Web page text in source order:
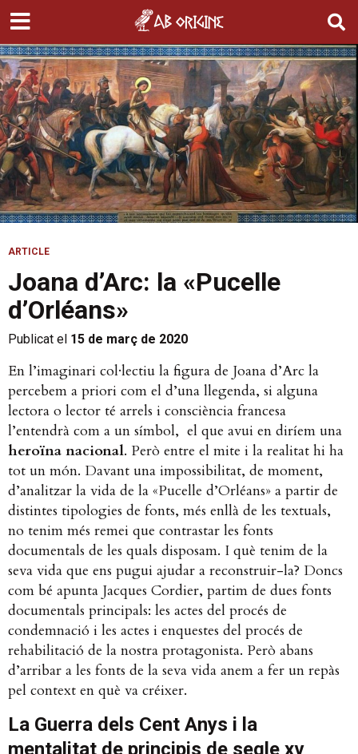
ARTICLE
Joana d’Arc: la «Pucelle
d’Orléans»
Publicat el 15 de març de 2020
En l’imaginari col·lectiu la figura de Joana d’Arc la
percebem a priori com el d’una llegenda, si alguna
lectora o lector té arrels i consciència francesa
l’entendrà com a un símbol, el que avui en diríem una
heroïna nacional. Però entre el mite i la realitat hi ha
tot un món. Davant una impossibilitat, de moment,
d’analitzar la vida de la «Pucelle d’Orléans» a partir de
distintes tipologies de fonts, més enllà de les textuals,
no tenim més remei que contrastar les fonts
documentals de les quals disposam. I què tenim de la
seva vida que ens pugui ajudar a reconstruir-la? Doncs
com bé apunta Jacques Cordier, partim de dues fonts
documentals principals: les actes del procés de
condemnació i les actes i enquestes del procés de
rehabilitació de la nostra protagonista. Però abans
d’arribar a les fonts de la seva vida anem a fer un repàs
pel context en què va créixer.
La Guerra dels Cent Anys i la
mentalitat de principis de segle xv